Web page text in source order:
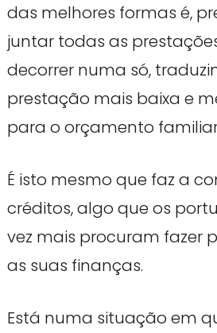
das melhores formas é,
juntar todas as
decorrer numa só,
prestação mais baixa e
para o orçamento
É isto mesmo que faz a
créditos, algo que os
vez mais procuram fazer
as suas finanças.
Está numa situação em